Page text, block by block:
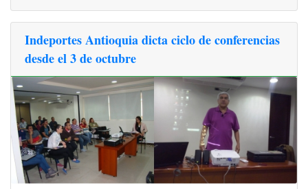
Indeportes Antioquia dicta ciclo de conferencias
desde el 3 de octubre